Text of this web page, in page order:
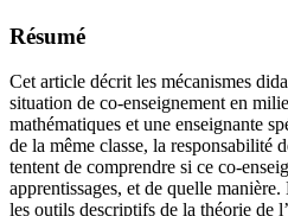
Résumé
Cet article décrit les mécanismes
situation de co-enseignement en
mathématiques et une enseignante
de la même classe, la responsabilité
tentent de comprendre si ce co-
apprentissages, et de quelle manière.
les outils descriptifs de la théorie de